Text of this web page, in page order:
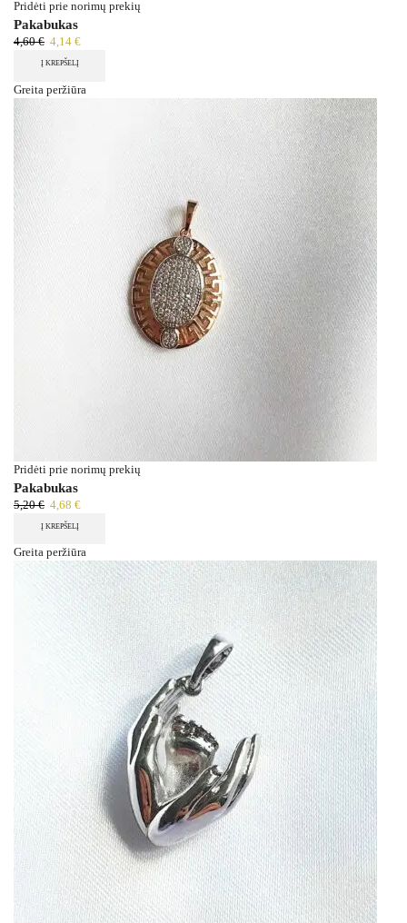
Pridėti prie norimų prekių
Pakabukas
4,60€ 4,14 €
Į KREPŠELĮ
Greita peržiūra
Pridėti prie norimų prekių
Pakabukas
5,20€ 4,68 €
Į KREPŠELĮ
Greita peržiūra